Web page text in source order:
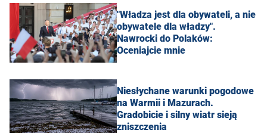
"Władza jest dla obywateli, a nie
obywatele dla władzy".
Nawrocki do Polaków:
Oceniajcie mnie
Niesłychane warunki pogodowe
na Warmii i Mazurach.
Gradobicie i silny wiatr sieją
zniszczenia